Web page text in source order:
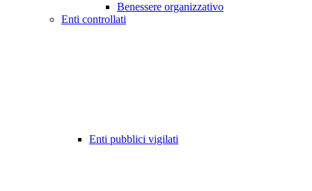
Benessere organizzativo
Enti controllati
Enti pubblici vigilati